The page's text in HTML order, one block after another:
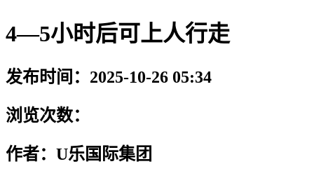
4—5小时后可上人行走
发布时间：2025-10-26 05:34
浏览次数：
作者：U乐国际集团